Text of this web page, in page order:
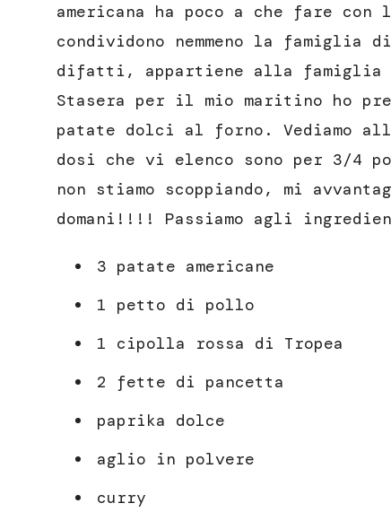
americana ha poco a che fare con
condividono nemmeno la famiglia
difatti, appartiene alla famiglia
Stasera per il mio maritino ho
patate dolci al forno. Vediamo
dosi che vi elenco sono per 3/4
non stiamo scoppiando, mi
domani!!!! Passiamo agli
3 patate americane
1 petto di pollo
1 cipolla rossa di Tropea
2 fette di pancetta
paprika dolce
aglio in polvere
curry